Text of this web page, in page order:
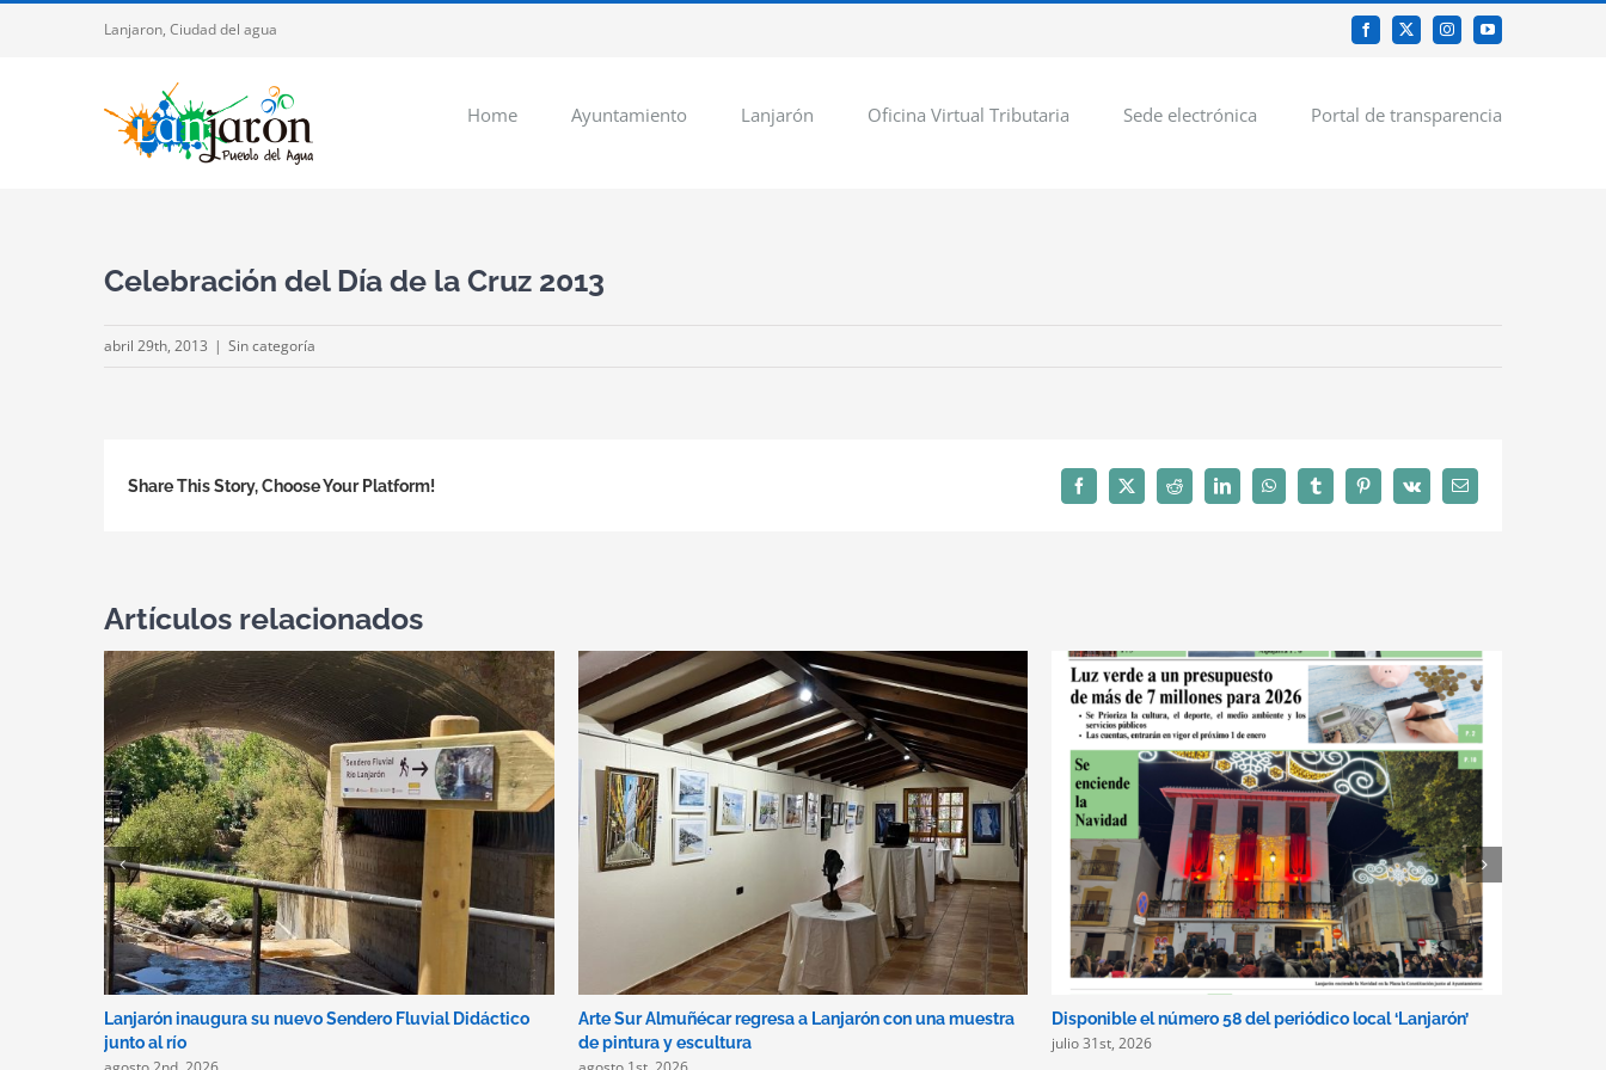
Lanjaron, Ciudad del agua Facebook
X InstagramYouTube
Home Ayuntamiento Lanjarón Oficina Virtual Tributaria Sede electrónica Portal de transparencia
Celebración del Día de la Cruz 2013
abril 29th, 2013 | Sin categoría
Share This Story, Choose Your Platform! Facebook
X Reddit LinkedInWhatsAppTumblrPinterest
Vk
Correo
electrónico
Artículos relacionados
Lanjarón inaugura su nuevo Sendero Fluvial Didáctico
junto al río
Arte Sur Almuñécar regresa a Lanjarón con una muestra
de pintura y escultura
Disponible el número 58 del periódico local ‘Lanjarón’
julio 31st, 2026